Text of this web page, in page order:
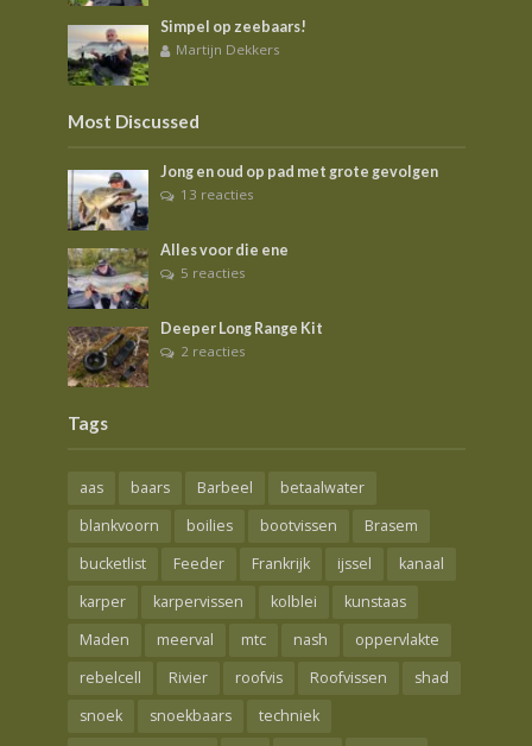
Simpel op zeebaars!
Martijn Dekkers
Most Discussed
Jong en oud op pad met grote gevolgen
13 reacties
Alles voor die ene
5 reacties
Deeper Long Range Kit
2 reacties
Tags
aas baars Barbeel
betaalwater
blankvoorn
boilies bootvissen
Brasem
bucketlist
Feeder Frankrijk ijssel
kanaal
karper
karpervissen kolblei
kunstaas
Maden
meerval mtc nash
oppervlakte
rebelcell
Rivier roofvis Roofvissen
shad
snoek
snoekbaars
techniek